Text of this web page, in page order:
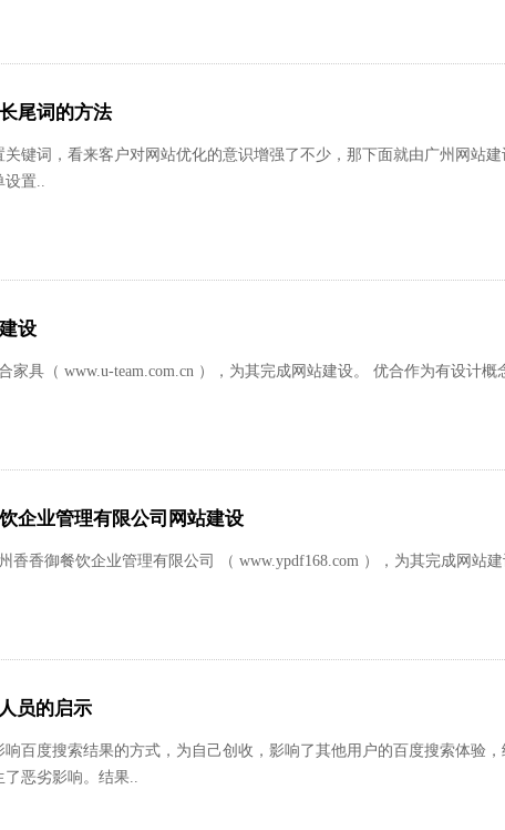
尾词的方法
词，看来客户对网站优化的意识增强了不少，那下面就由广州网站建
设置..
设
家具（ www.u-team.com.cn ），为其完成网站建设。 优合作为有设计
企业管理有限公司网站建设
香香御餐饮企业管理有限公司 （ www.ypdf168.com ），为其完成网
员的启示
度搜索结果的方式，为自己创收，影响了其他用户的百度搜索体验
恶劣影响。结果..